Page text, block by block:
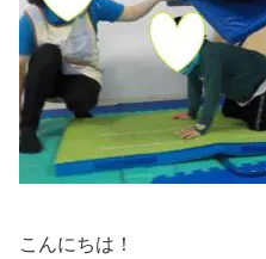
こんにちは！